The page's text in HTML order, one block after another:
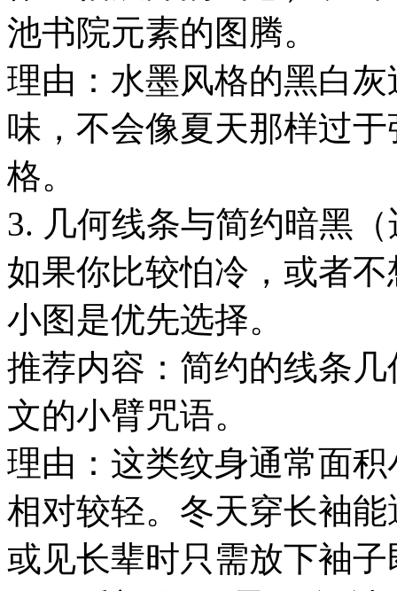
池书院元素的图腾。
理由：水墨风格的黑白
味，不会像夏天那样过
格。
3. 几何线条与简约暗黑
如果你比较怕冷，或者
小图是优先选择。
推荐内容：简约的线条
文的小臂咒语。
理由：这类纹身通常面
相对较轻。冬天穿长袖
或见长辈时只需放下袖子